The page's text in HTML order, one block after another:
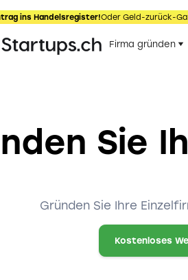
ins Handelsregister!Oder Geld-zurück-
Firma gründen
Sie
Gründen Sie Ihre
Kostenloses